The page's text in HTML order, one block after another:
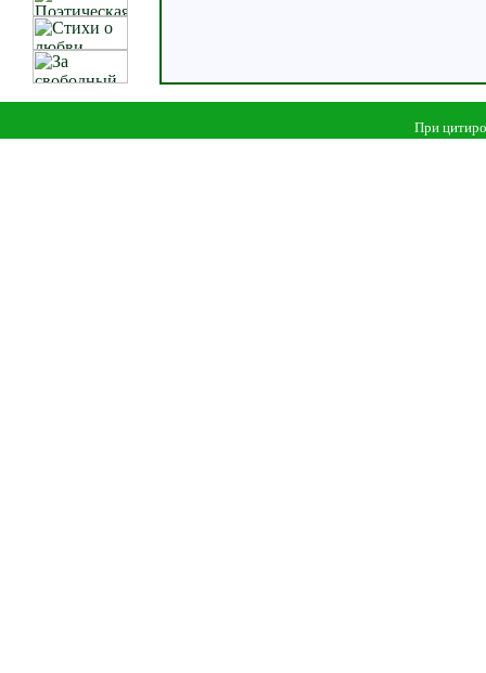
При